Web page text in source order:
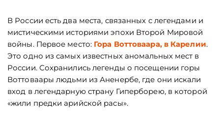
В России есть два места, связанных с легендами и
мистическими историями эпохи Второй Мировой
войны. Первое место: Гора Воттоваара, в Карелии.
Это одно из самых известных аномальных мест в
России. Сохранились легенды о посещении горы
Воттоваары людьми из Аненербе, где они искали
вход в легендарную страну Гиперборею, в которой
«жили предки арийской расы».